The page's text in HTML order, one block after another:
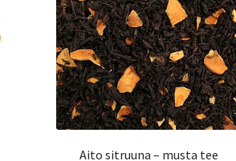
Aito sitruuna – musta tee